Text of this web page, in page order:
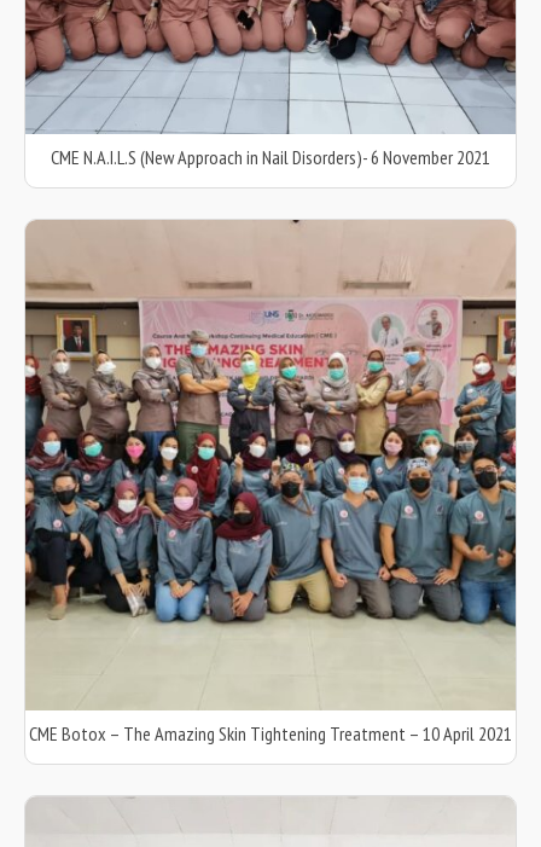
CME N.A.I.L.S (New Approach in Nail Disorders)- 6 November 2021
CME Botox – The Amazing Skin Tightening Treatment – 10 April 2021